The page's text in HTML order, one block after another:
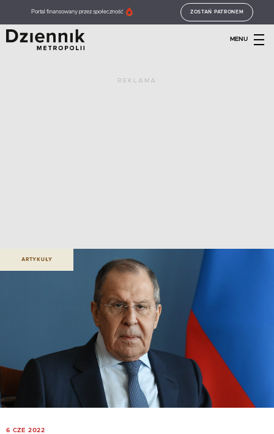
Portal finansowany przez społeczność ZOSTAŃ PATRONEM
MENU
REKLAMA
ARTYKUŁY
6 CZE 2022